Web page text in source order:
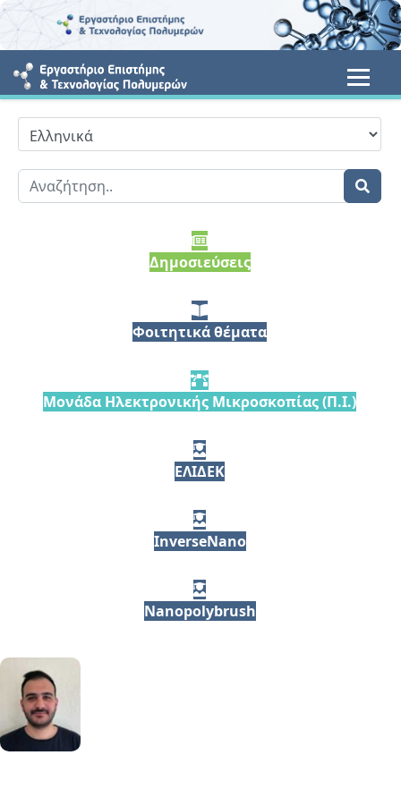
Δημοσιεύσεις
Φοιτητικά θέματα
Μονάδα Ηλεκτρονικής Μικροσκοπίας (Π.Ι.)
ΕΛΙΔΕΚ
InverseNano
Nanopolybrush